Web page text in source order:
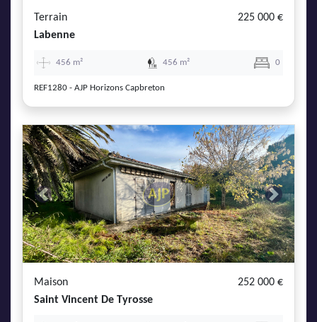
Terrain
225 000 €
Labenne
456 m² 456 m² 0
REF1280 - AJP Horizons Capbreton
Previous Next
Maison
252 000 €
Saint Vincent De Tyrosse